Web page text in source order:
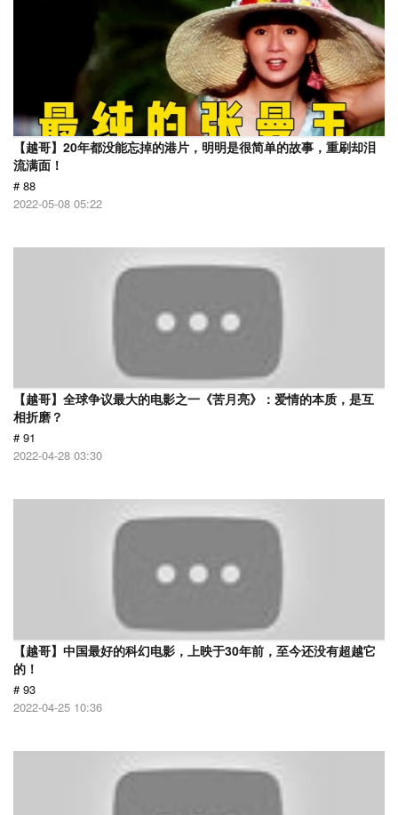
【越哥】20年都没能忘掉的港片，明明是很简单的故事，重刷却泪
流满面！
# 88
2022-05-08 05:22
【越哥】全球争议最大的电影之一《苦月亮》：爱情的本质，是互
相折磨？
# 91
2022-04-28 03:30
【越哥】中国最好的科幻电影，上映于30年前，至今还没有超越它
的！
# 93
2022-04-25 10:36